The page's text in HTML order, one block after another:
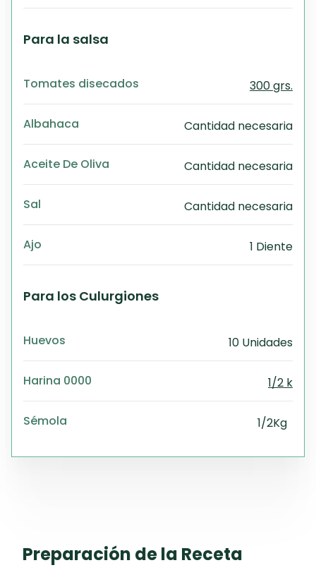
Para la salsa
Tomates disecados 300 grs.
Albahaca Cantidad necesaria
Aceite De Oliva Cantidad necesaria
Sal Cantidad necesaria
Ajo 1 Diente
Para los Culurgiones
Huevos 10 Unidades
Harina 0000 1/2 k
Sémola 1/2Kg
Preparación de la Receta